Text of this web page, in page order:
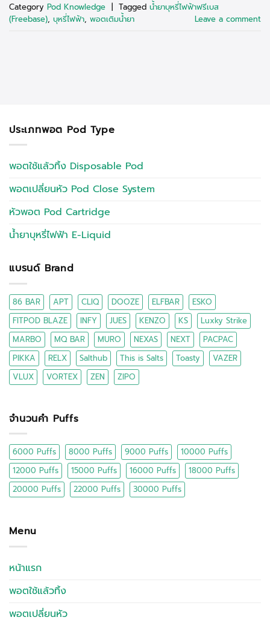
Category Pod Knowledge | Tagged น้ำยาบุหรี่ไฟฟ้าฟรีเบส
(Freebase), บุหรี่ไฟฟ้า, พอตเติมน้ำยา Leave a comment
ประเภทพอต Pod Type
พอตใช้แล้วทิ้ง Disposable Pod
พอตเปลี่ยนหัว Pod Close System
หัวพอต Pod Cartridge
น้ำยาบุหรี่ไฟฟ้า E-Liquid
แบรนด์ Brand
86 BAR APT CLIQ DOOZE ELFBAR
ESKO
FITPOD BLAZE
INFY JUES KENZO KS
Luxky Strike
MARBO
MQ BAR MURO NEXAS NEXT
PACPAC
PIKKA
RELX Salthub This is Salts Toasty
VAZER
VLUX
VORTEX ZEN ZIPO
จำนวนคำ Puffs
6000 Puffs 8000 Puffs 9000 Puffs
10000 Puffs
12000 Puffs
15000 Puffs 16000 Puffs
18000 Puffs
20000 Puffs
22000 Puffs 30000 Puffs
Menu
หน้าแรก
พอตใช้แล้วทิ้ง
พอตเปลี่ยนหัว